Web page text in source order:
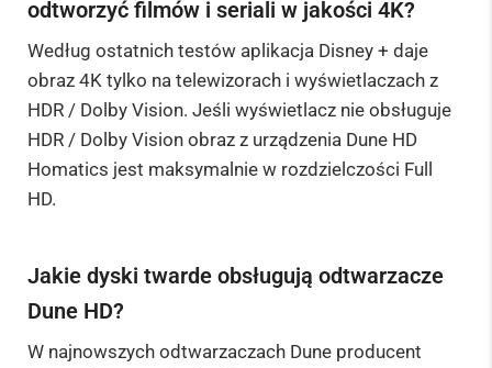
odtworzyć filmów i seriali w jakości 4K?
Według ostatnich testów aplikacja Disney + daje
obraz 4K tylko na telewizorach i wyświetlaczach z
HDR / Dolby Vision. Jeśli wyświetlacz nie obsługuje
HDR / Dolby Vision obraz z urządzenia Dune HD
Homatics jest maksymalnie w rozdzielczości Full
HD.
Jakie dyski twarde obsługują odtwarzacze
Dune HD?
W najnowszych odtwarzaczach Dune producent